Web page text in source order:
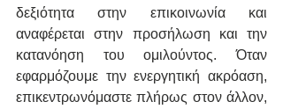
δεξιότητα στην επικοινωνία και
αναφέρεται στην προσήλωση και την
κατανόηση του ομιλούντος. Όταν
εφαρμόζουμε την ενεργητική ακρόαση,
επικεντρωνόμαστε πλήρως στον άλλον,